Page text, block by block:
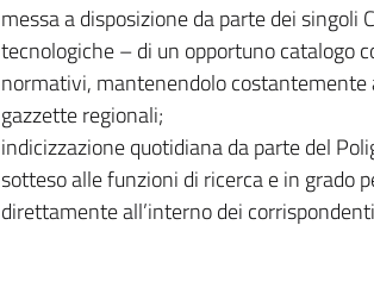
messa a disposizione da parte dei
tecnologiche – di un opportuno
normativi, mantenendolo
gazzette regionali;
indicizzazione quotidiana da parte del
sotteso alle funzioni di ricerca e in grado
direttamente all’interno dei